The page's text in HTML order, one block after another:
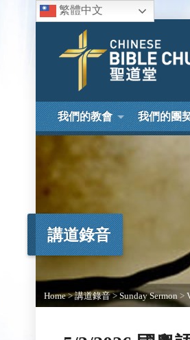
繁體中文
我們的教會 我們的團
講道錄音
Home>講道錄音>Sunday Sermon >